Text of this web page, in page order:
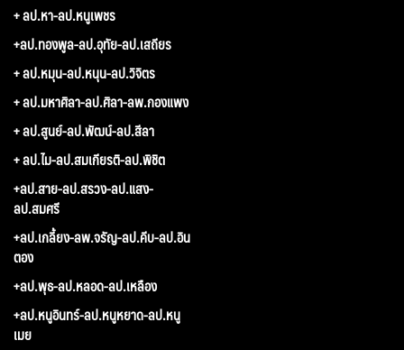
+ ลป.หา-ลป.หนูเพชร
+ลป.ทองพูล-ลป.อุทัย-ลป.เสถียร
+ ลป.หมุน-ลป.หนุน-ลป.วิจิตร
+ ลป.มหาศิลา-ลป.ศิลา-ลพ.กองแพง
+ ลป.สูนย์-ลป.พัฒน์-ลป.สีลา
+ ลป.ไม-ลป.สมเกียรติ-ลป.พิชิต
+ลป.สาย-ลป.สรวง-ลป.แสง-
ลป.สมศรี
+ลป.เกลี้ยง-ลพ.จรัญ-ลป.คีบ-ลป.อิน
ตอง
+ลป.พุธ-ลป.หลอด-ลป.เหลือง
+ลป.หนูอินทร์-ลป.หนูหยาด-ลป.หนู
เมย